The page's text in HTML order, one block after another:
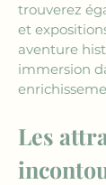
trouverez
et
aventure
immersion
Les